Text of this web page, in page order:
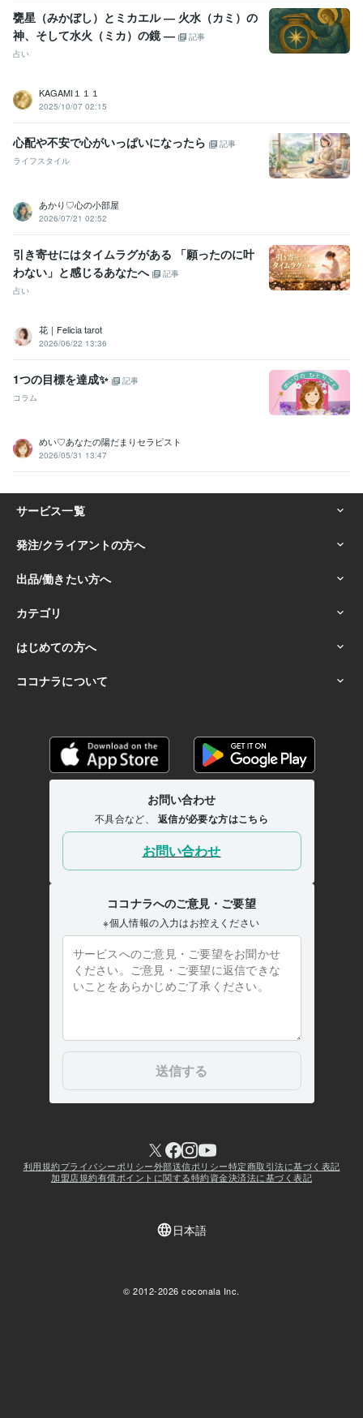
甕星（みかぼし）とミカエル ― 火水（カミ）の
神、そして水火（ミカ）の鏡 ―
記事
占い
KAGAMI１１１
2025/10/07 02:15
心配や不安で心がいっぱいになったら
記事
ライフスタイル
あかり♡心の小部屋
2026/07/21 02:52
引き寄せにはタイムラグがある 「願ったのに叶
わない」と感じるあなたへ
記事
占い
花｜Felicia tarot
2026/06/22 13:36
1つの目標を達成✨
記事
コラム
めい♡あなたの陽だまりセラピスト
2026/05/31 13:47